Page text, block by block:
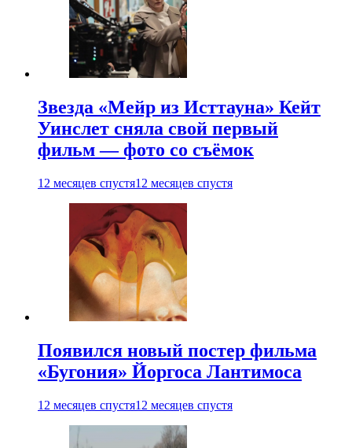
Звезда «Мейр из Исттауна» Кейт
Уинслет сняла свой первый
фильм — фото со съёмок
12 месяцев спустя12 месяцев спустя
Появился новый постер фильма
«Бугония» Йоргоса Лантимоса
12 месяцев спустя12 месяцев спустя